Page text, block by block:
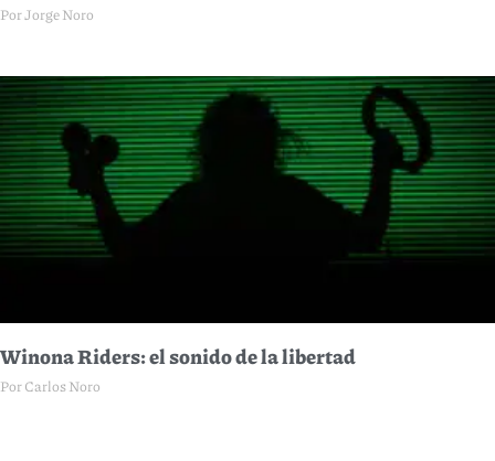
Por Jorge Noro
Winona Riders: el sonido de la libertad
Por Carlos Noro